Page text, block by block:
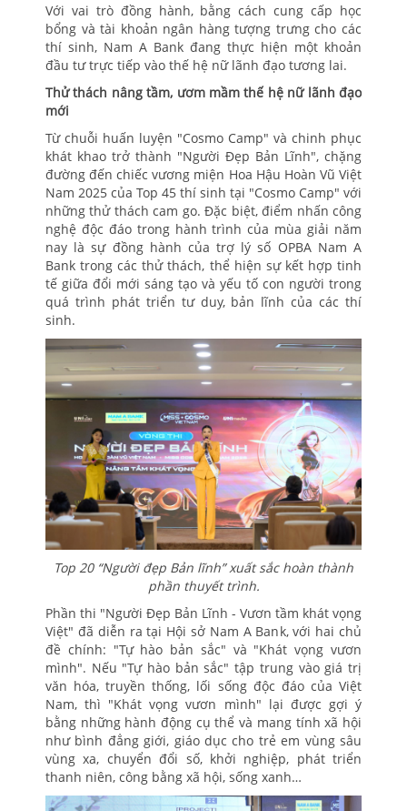
Với vai trò đồng hành, bằng cách cung cấp học
bổng và tài khoản ngân hàng tượng trưng cho các
thí sinh, Nam A Bank đang thực hiện một khoản
đầu tư trực tiếp vào thế hệ nữ lãnh đạo tương lai.
Thử thách nâng tầm, ươm mầm thế hệ nữ lãnh đạo
mới
Từ chuỗi huấn luyện "Cosmo Camp" và chinh phục
khát khao trở thành "Người Đẹp Bản Lĩnh", chặng
đường đến chiếc vương miện Hoa Hậu Hoàn Vũ Việt
Nam 2025 của Top 45 thí sinh tại "Cosmo Camp" với
những thử thách cam go. Đặc biệt, điểm nhấn công
nghệ độc đáo trong hành trình của mùa giải năm
nay là sự đồng hành của trợ lý số OPBA Nam A
Bank trong các thử thách, thể hiện sự kết hợp tinh
tế giữa đổi mới sáng tạo và yếu tố con người trong
quá trình phát triển tư duy, bản lĩnh của các thí
sinh.
Top 20 “Người đẹp Bản lĩnh” xuất sắc hoàn thành
phần thuyết trình.
Phần thi "Người Đẹp Bản Lĩnh - Vươn tầm khát vọng
Việt" đã diễn ra tại Hội sở Nam A Bank, với hai chủ
đề chính: "Tự hào bản sắc" và "Khát vọng vươn
mình". Nếu "Tự hào bản sắc" tập trung vào giá trị
văn hóa, truyền thống, lối sống độc đáo của Việt
Nam, thì "Khát vọng vươn mình" lại được gợi ý
bằng những hành động cụ thể và mang tính xã hội
như bình đẳng giới, giáo dục cho trẻ em vùng sâu
vùng xa, chuyển đổi số, khởi nghiệp, phát triển
thanh niên, công bằng xã hội, sống xanh…